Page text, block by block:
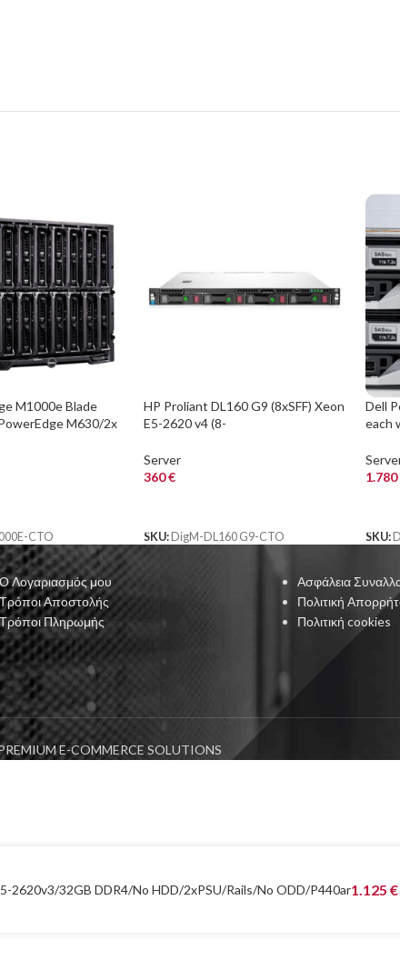
M1000e Blade
M630/2x
CTO
HP Proliant DL160 G9 (8xSFF) Xeon
E5-2620 v4 (8-
Server
360€
SKU: DigM-DL160 G9-CTO
Dell
each
1.780
SKU:
Ο Λογαριασμός μου
Αποστολής
Πληρωμής
Ασφάλεια
Πολιτική
Πολιτική cookies
E-COMMERCE SOLUTIONS
2620v3/32GB DDR4/No HDD/2xPSU/Rails/No ODD/P440ar1.125 €